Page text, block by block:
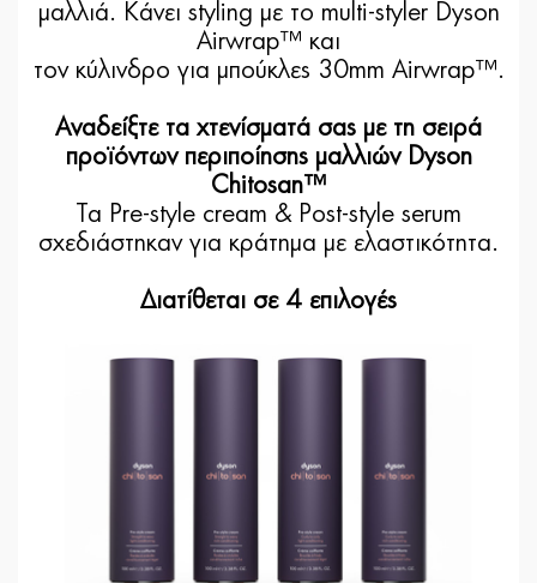
μαλλιά. Κάνει styling με το multi-styler Dyson
Airwrap™ και
τον κύλινδρο για μπούκλες 30mm Airwrap™.
Αναδείξτε τα χτενίσματά σας με τη σειρά
προϊόντων περιποίησης μαλλιών Dyson
Chitosan™
Τα Pre-style cream & Post-style serum
σχεδιάστηκαν για κράτημα με ελαστικότητα.
Διατίθεται σε 4 επιλογές